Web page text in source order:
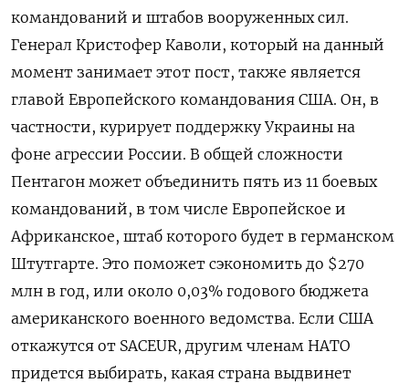
командований и штабов вооруженных сил.
Генерал Кристофер Каволи, который на данный
момент занимает этот пост, также является
главой Европейского командования США. Он, в
частности, курирует поддержку Украины на
фоне агрессии России. В общей сложности
Пентагон может объединить пять из 11 боевых
командований, в том числе Европейское и
Африканское, штаб которого будет в германском
Штутгарте. Это поможет сэкономить до $270
млн в год, или около 0,03% годового бюджета
американского военного ведомства. Если США
откажутся от SACEUR, другим членам НАТО
придется выбирать, какая страна выдвинет